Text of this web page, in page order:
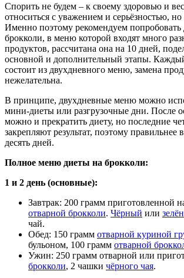
Спорить не будем – к своему здоровью и
относиться с уважением и серьёзностью, но
Именно поэтому рекомендуем попробовать
брокколи, в меню которой входят много
продуктов, рассчитана она на 10 дней,
основной и дополнительный этапы.
состоит из двухдневного меню, замена
нежелательна.
В принципе, двухдневные меню можно
мини-диеты или разгрузочные дни. После
можно и прекратить диету, но последние
закрепляют результат, поэтому
десять дней.
Полное меню диеты на брокколи:
1 и 2 день (основные):
Завтрак: 200 грамм приготовленной
отварной брокколи. Чёрный или
чай.
Обед: 150 грамм отварной куриной
бульоном, 100 грамм отварной
Ужин: 250 грамм отварной или
брокколи, 2 чашки чёрного чая.